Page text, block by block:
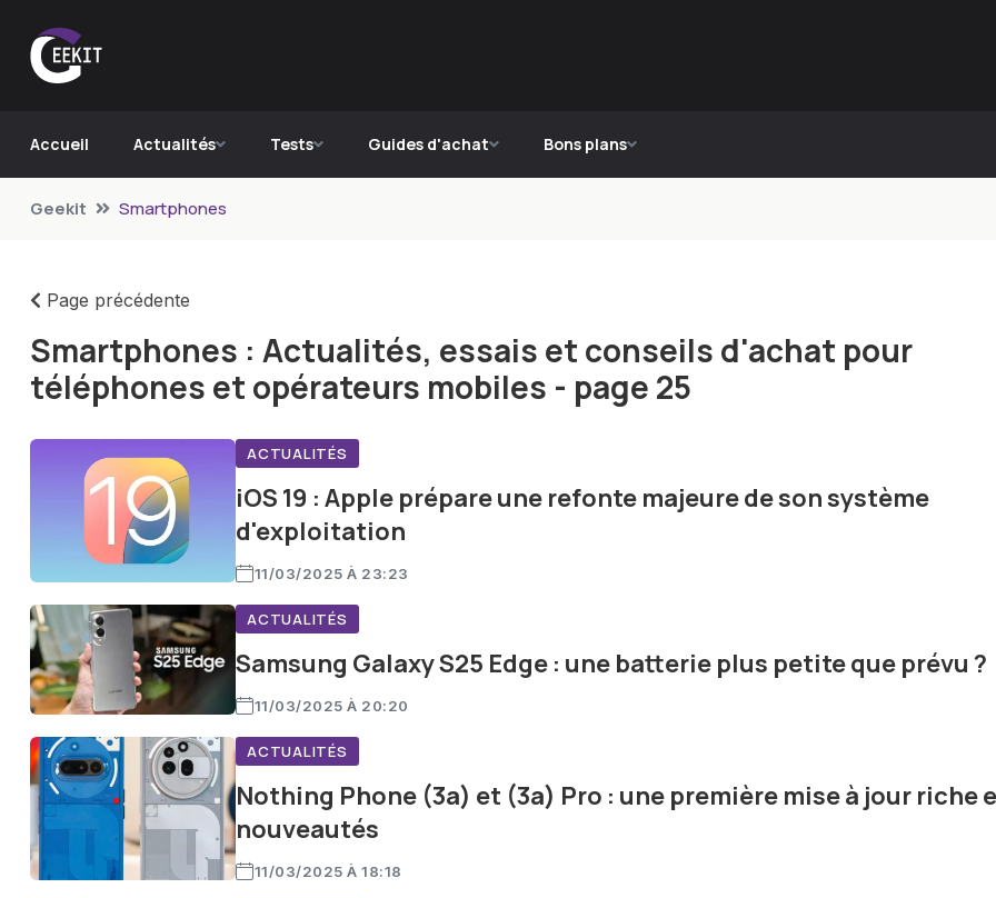
Accueil Actualités Tests Guides d'achat Bons plans
Geekit Smartphones
Page précédente
Smartphones : Actualités, essais et conseils d'achat pour
téléphones et opérateurs mobiles - page 25
ACTUALITÉS
iOS 19 : Apple prépare une refonte majeure de son système
d'exploitation
11/03/2025 À 23:23
ACTUALITÉS
Samsung Galaxy S25 Edge : une batterie plus petite que prévu ?
11/03/2025 À 20:20
ACTUALITÉS
Nothing Phone (3a) et (3a) Pro : une première mise à jour riche
nouveautés
11/03/2025 À 18:18